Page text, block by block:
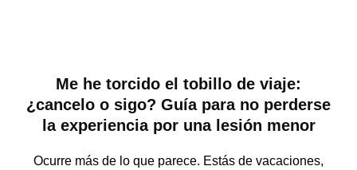
Me he torcido el tobillo de viaje:
¿cancelo o sigo? Guía para no perderse
la experiencia por una lesión menor
Ocurre más de lo que parece. Estás de vacaciones,